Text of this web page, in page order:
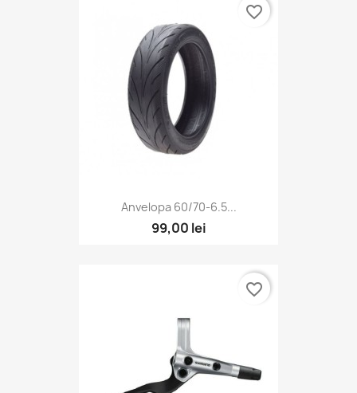
Anvelopa 60/70-6.5...
99,00 lei
favorite_border
favorite_border